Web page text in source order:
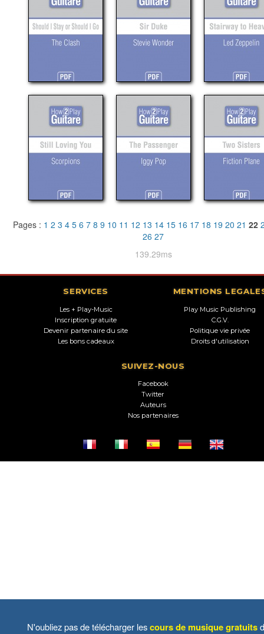
Pages : 1 2 3 4 5 6 7 8 9 10 11 12 13 14 15 16 17 18 19 20 21 22
26 27
139.29ms
SERVICES
Les + Play-Music
Inscription gratuite
Devenir partenaire du site
Les bons cadeaux
MENTIONS
Play Music Publishing
C.G.V.
Politique vie privée
Droits d'utilisation
SUIVEZ-NOUS
Facebook
Twitter
Auteurs
Nos partenaires
N'oubliez pas de télécharger lescours de musique gratuits